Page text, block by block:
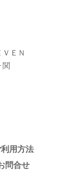
ＶＥＮ
関
利用方法
問合せ